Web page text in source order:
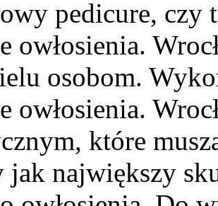
pedicure, czy
owłosienia.
osobom.
owłosienia.
które
jak największy